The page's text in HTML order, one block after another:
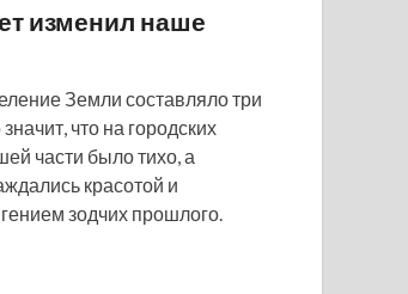
изменил наше
Земли составляло три
что на городских
части было тихо, а
красотой и
зодчих прошлого.